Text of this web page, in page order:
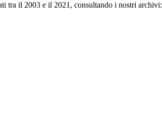
tra il 2003 e il 2021, consultando i nostri archivi: